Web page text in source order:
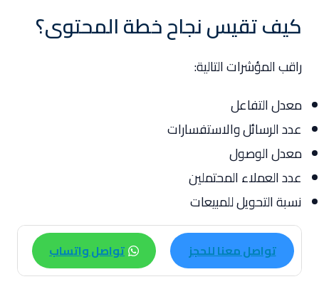
كيف تقيس نجاح خطة المحتوى؟
راقب المؤشرات التالية:
معدل التفاعل
عدد الرسائل والاستفسارات
معدل الوصول
عدد العملاء المحتملين
نسبة التحويل للمبيعات
تواصل معنا للحجز تواصل واتساب